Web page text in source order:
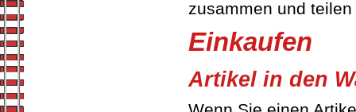
zusammen und
Einkaufen
Artikel in den